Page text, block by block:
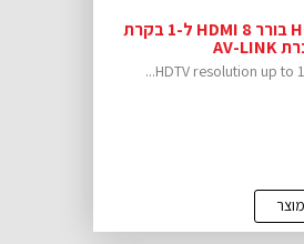
HRM-2218F בורר HDMI 8 ל-1 בקרת
HDTV resolution up to